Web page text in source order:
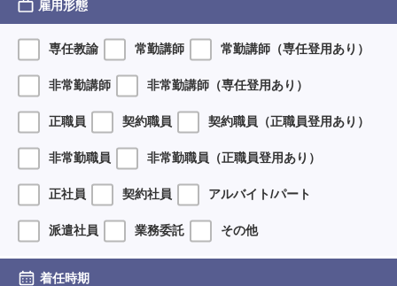
雇用形態
専任教諭 常勤講師 常勤講師（専任登用あり）
非常勤講師 非常勤講師（専任登用あり）
正職員 契約職員 契約職員（正職員登用あり）
非常勤職員 非常勤職員（正職員登用あり）
正社員 契約社員 アルバイト/パート
派遣社員 業務委託 その他
着任時期